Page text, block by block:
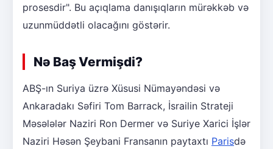
prosesdir". Bu açıqlama danışıqların mürəkkəb və
uzunmüddətli olacağını göstərir.
Nə Baş Vermişdi?
ABŞ-ın Suriya üzrə Xüsusi Nümayəndəsi və
Ankaradakı Səfiri Tom Barrack, İsrailin Strateji
Məsələlər Naziri Ron Dermer və Suriye Xarici İşlər
Naziri Həsən Şeybani Fransanın paytaxtı Parisdə